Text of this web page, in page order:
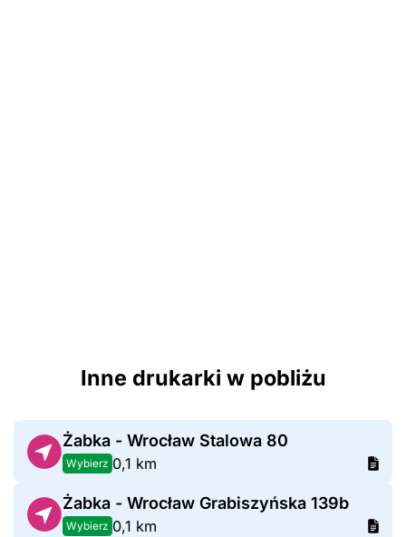
Inne drukarki w pobliżu
Żabka - Wrocław Stalowa 80
Wybierz 0,1 km
Żabka - Wrocław Grabiszyńska 139b
Wybierz 0,1 km